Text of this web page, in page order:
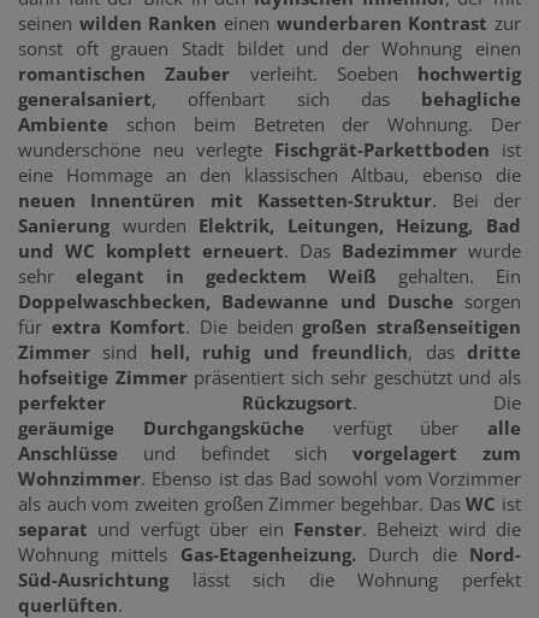
seinen wilden Ranken einen wunderbaren Kontrast zur
sonst oft grauen Stadt bildet und der Wohnung einen
romantischen Zauber verleiht. Soeben hochwertig
generalsaniert, offenbart sich das behagliche
Ambiente schon beim Betreten der Wohnung. Der
wunderschöne neu verlegte Fischgrät-Parkettboden ist
eine Hommage an den klassischen Altbau, ebenso die
neuen Innentüren mit Kassetten-Struktur. Bei der
Sanierung wurden Elektrik, Leitungen, Heizung, Bad
und WC komplett erneuert. Das Badezimmer wurde
sehr elegant in gedecktem Weiß gehalten. Ein
Doppelwaschbecken, Badewanne und Dusche sorgen
für extra Komfort. Die beidengroßen straßenseitigen
Zimmer sind hell, ruhig und freundlich, dasdritte
hofseitige Zimmerpräsentiert sich sehr geschützt und als
perfekter Rückzugsort. Die
geräumige Durchgangsküche verfügt über alle
Anschlüsse und befindet sich vorgelagert zum
Wohnzimmer. Ebenso ist das Bad sowohl vom Vorzimmer
als auch vom zweiten großen Zimmer begehbar. DasWC ist
separat und verfügt über ein Fenster. Beheizt wird die
Wohnung mittels Gas-Etagenheizung. Durch die Nord-
Süd-Ausrichtung lässt sich die Wohnung perfekt
querlüften.